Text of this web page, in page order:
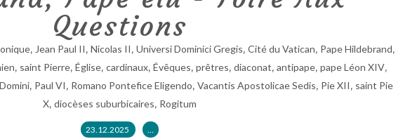
Questions
, Jean Paul II, Nicolas II, Universi Dominici Gregis, Cité du Vatican, Pape Hildebrand,
, saint Pierre, Église, cardinaux, Évêques, prêtres, diaconat, antipape, pape Léon XIV,
, Paul VI, Romano Pontefice Eligendo, Vacantis Apostolicae Sedis, Pie XII, saint Pie
X, diocèses suburbicaires, Rogitum
23.12.2025 …